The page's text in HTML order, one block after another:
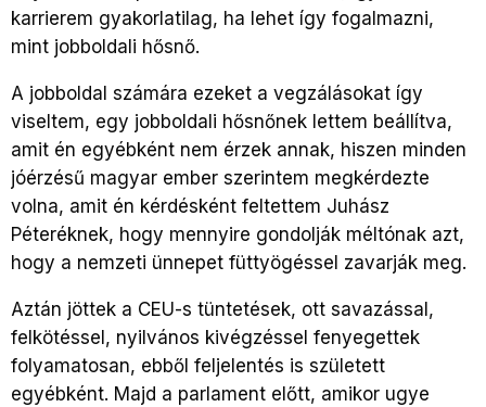
karrierem gyakorlatilag, ha lehet így fogalmazni,
mint jobboldali hősnő.
A jobboldal számára ezeket a vegzálásokat így
viseltem, egy jobboldali hősnőnek lettem beállítva,
amit én egyébként nem érzek annak, hiszen minden
jóérzésű magyar ember szerintem megkérdezte
volna, amit én kérdésként feltettem Juhász
Péteréknek, hogy mennyire gondolják méltónak azt,
hogy a nemzeti ünnepet füttyögéssel zavarják meg.
Aztán jöttek a CEU-s tüntetések, ott savazással,
felkötéssel, nyilvános kivégzéssel fenyegettek
folyamatosan, ebből feljelentés is született
egyébként. Majd a parlament előtt, amikor ugye